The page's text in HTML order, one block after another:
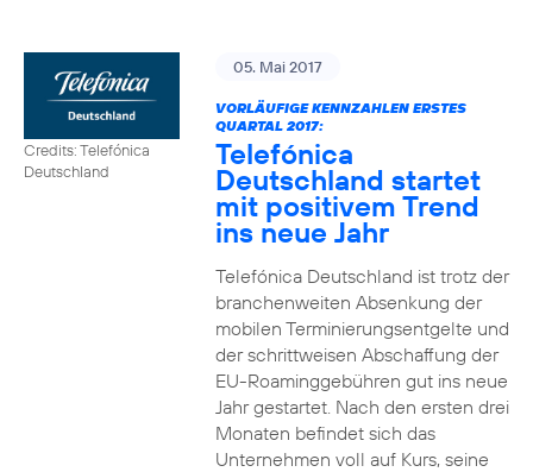
Credits: Telefónica
Deutschland
05. Mai 2017
VORLÄUFIGE KENNZAHLEN ERSTES
QUARTAL 2017:
Telefónica
Deutschland startet
mit positivem Trend
ins neue Jahr
Telefónica Deutschland ist trotz der
branchenweiten Absenkung der
mobilen Terminierungsentgelte und
der schrittweisen Abschaffung der
EU-Roaminggebühren gut ins neue
Jahr gestartet. Nach den ersten drei
Monaten befindet sich das
Unternehmen voll auf Kurs, seine